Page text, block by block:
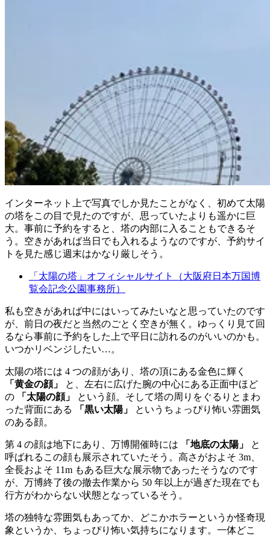
インターネット上で写真でしか見たことがなく、初めて太陽
の塔をこの目で見たのですが、思っていたよりも遥かに巨
大。事前に予約をすると、塔の内部に入ることもできるそ
う。空きがあれば当日でも入れるようなのですが、予約サイ
トを見た感じ週末はかなり厳しそう。
「太陽の塔」オフィシャルサイト（大阪府日本万国博
覧会記念公園事務所）
私も空きがあれば中にはいってみたいなと思っていたのです
が、前日の夜だと当然のごとく空きが無く。ゆっくり見て回
るなら事前に予約をした上で平日に訪れるのがいいのかも。
いつかリベンジしたい…。
太陽の塔には 4 つの顔があり、塔の頂にある金色に輝く
「黄金の顔」
と、左右に広げた腕の中心にある正面中ほど
の
「太陽の顔」
という顔。そして塔の周りをぐるりとまわ
った背面にある
「黒い太陽」
というちょっぴり怖い雰囲気
のある顔。
第 4 の顔は地下にあり、万博開催時には 「地底の太陽」
と
呼ばれるこの顔も展示されていたそう。高さがおよそ 3m、
全長およそ 11m もある巨大な展示物であったそうなのです
が、万博終了後の撤去作業から 50 年以上が過ぎた現在でも
行方がわからない状態となっているそう。
塔の独特な雰囲気もあってか、どこかホラーというか怪奇現
象というか、ちょっぴり怖い気持ちになります。一体どこ